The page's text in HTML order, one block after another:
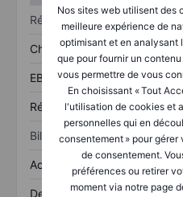
Nos sites web utilisent des
meilleure expérience de
optimisant et en analysant
que pour fournir un
vous permettre de vous
En choisissant « Tout
l'utilisation de cookies et
personnelles qui en
consentement » pour
de consentement.
préférences ou retirer
moment via notre page
Résultats
Chiffre d’affaires
EBITDA
Résultat net
Bilan
Actifs totaux
Dette totale